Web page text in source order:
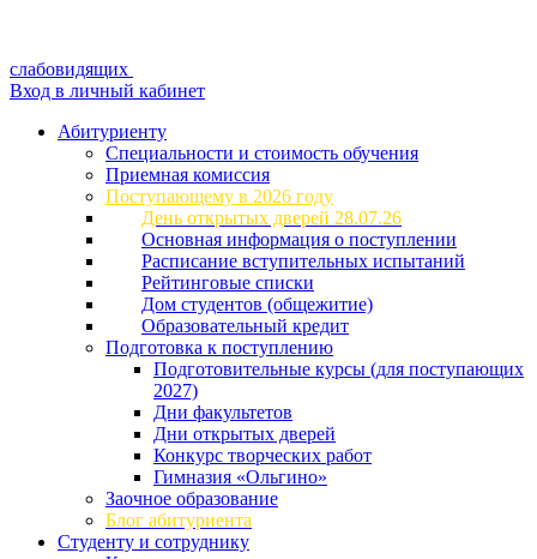
слабовидящих
Вход в личный кабинет
Абитуриенту
Специальности и стоимость обучения
Приемная комиссия
Поступающему в 2026 году
День открытых дверей 28.07.26
Основная информация о поступлении
Расписание вступительных испытаний
Рейтинговые списки
Дом студентов (общежитие)
Образовательный кредит
Подготовка к поступлению
Подготовительные курсы (для поступающих
2027)
Дни факультетов
Дни открытых дверей
Конкурс творческих работ
Гимназия «Ольгино»
Заочное образование
Блог абитуриента
Студенту и сотруднику